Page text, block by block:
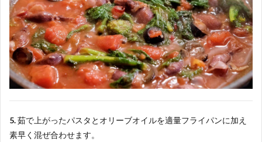
5.茹で上がったパスタとオリーブオイルを適量フライパンに加え
素早く混ぜ合わせます。